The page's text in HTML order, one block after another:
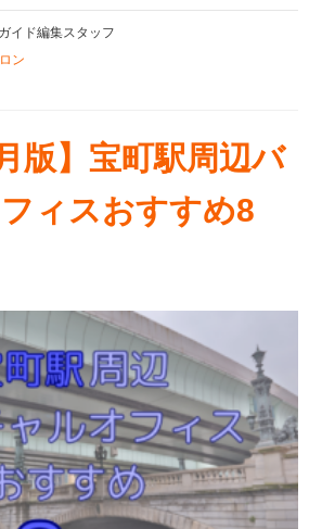
イド編集スタッフ
ン
版】宝町駅周辺バ
ィスおすすめ8